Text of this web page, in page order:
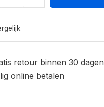
retour binnen 30 dagen
online betalen